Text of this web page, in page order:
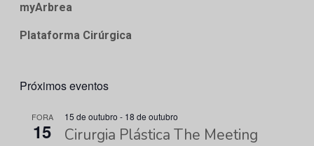
myArbrea
Plataforma Cirúrgica
Próximos eventos
FORA
15
15 de outubro - 18 de outubro
Cirurgia Plástica The Meeting